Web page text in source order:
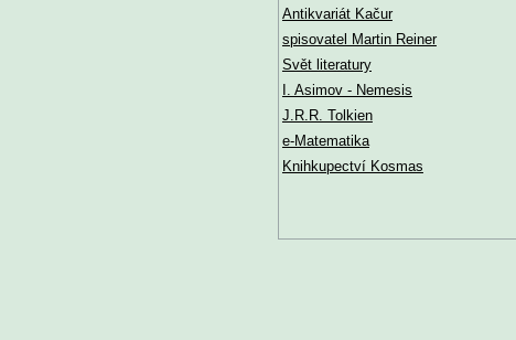
Antikvariát Kačur
spisovatel Martin Reiner
Svět literatury
I. Asimov - Nemesis
J.R.R. Tolkien
e-Matematika
Knihkupectví Kosmas